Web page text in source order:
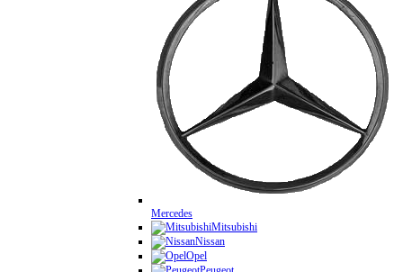
Mercedes
Mitsubishi
Nissan
Opel